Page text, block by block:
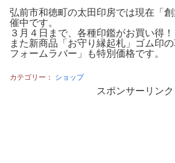
弘前市和徳町の太田印房では現在「
催中です。
３月４日まで、各種印鑑がお買い得！
また新商品「お守り縁起札」ゴム印
フォームラバー」も特別価格です。
カテゴリー： ショップ
スポンサーリンク